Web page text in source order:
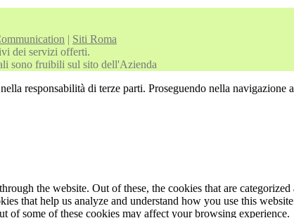
| Siti Roma
dei servizi offerti.
sono fruibili sul sito dell'Azienda
responsabilità di terze parti. Proseguendo nella navigazione
the website. Out of these, the cookies that are
that help us analyze and understand how you use this
of some of these cookies may affect your browsing experience.